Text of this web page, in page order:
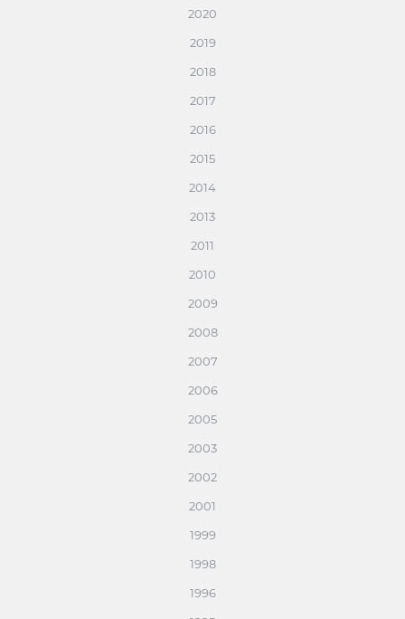
2020
2019
2018
2017
2016
2015
2014
2013
2011
2010
2009
2008
2007
2006
2005
2003
2002
2001
1999
1998
1996